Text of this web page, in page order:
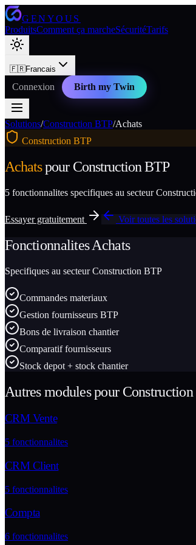
GENYOUS
ProduitsComment ça marcheSécuritéTarifs
🇫🇷Francais
Connexion Birth my Twin
Solutions/Construction BTP/Achats
Construction BTP
Achatspour Construction BTP
5 fonctionnalites specifiques au secteur
Essayer gratuitement Voir toutes les
FonctionnalitesAchats
Specifiques au secteurConstruction BTP
Commandes materiaux
Gestion fournisseurs BTP
Bons de livraison chantier
Comparatif fournisseurs
Stock depot + stock chantier
Autres modules pour
CRM Vente
5 fonctionnalites
CRM Client
5 fonctionnalites
Compta
6 fonctionnalites